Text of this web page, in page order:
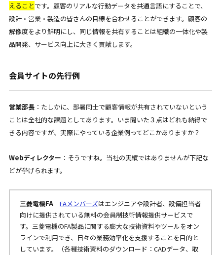
えることです。顧客のリアルな行動データを共通言語にすることで、
設計・営業・製造の皆さんの目線を合わせることができます。顧客の
解像度をより鮮明にし、同じ情報を共有することは組織の一体化や製
品開発、サービス向上に大きく貢献します。
会員サイトの先行例
営業部長 ：たしかに、部署同士で顧客情報が共有されていないという
ことは全社的な課題としてあります。いま聞いた３点はどれも納得で
きる内容ですが、実際にやっている企業例ってどこかありますか？
Webディレクター ：そうですね。当社の実績ではありませんが下記な
どが挙げられます。
三菱電機FA FAメンバーズはエンジニアや設計者、設備担当者
向けに提供されている無料の会員制技術情報提供サービスで
す。三菱電機のFA製品に関する膨大な技術資料やツールをオン
ラインで利用でき、日々の業務効率化を支援することを目的と
しています。（各種技術資料のダウンロード：CADデータ、取